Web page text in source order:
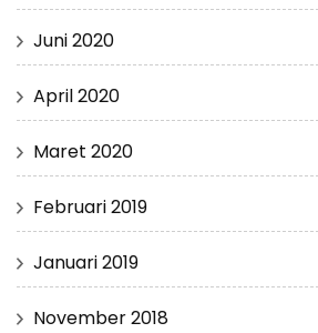
Juni 2020
April 2020
Maret 2020
Februari 2019
Januari 2019
November 2018